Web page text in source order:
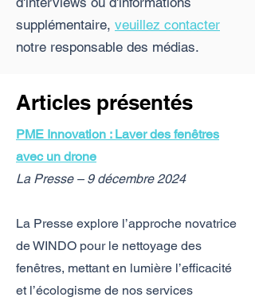
supplémentaire, veuillez contacter
notre responsable des médias.
Articles présentés
PME Innovation : Laver des fenêtres
avec un drone
La Presse – 9 décembre 2024
La Presse explore l’approche novatrice
de WINDO pour le nettoyage des
fenêtres, mettant en lumière l’efficacité
et l’écologisme de nos services